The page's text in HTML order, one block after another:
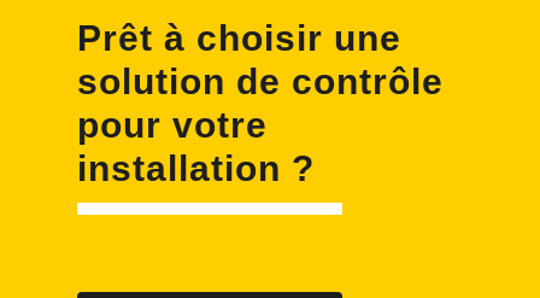
Prêt à choisir une
solution de contrôle
pour votre
installation ?